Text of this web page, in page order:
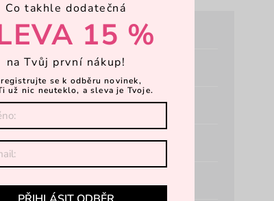
Co takhle dodatečná
15 %
na Tvůj první nákup!
se k odběru novinek,
už nic neuteklo, a sleva je Tvoje.